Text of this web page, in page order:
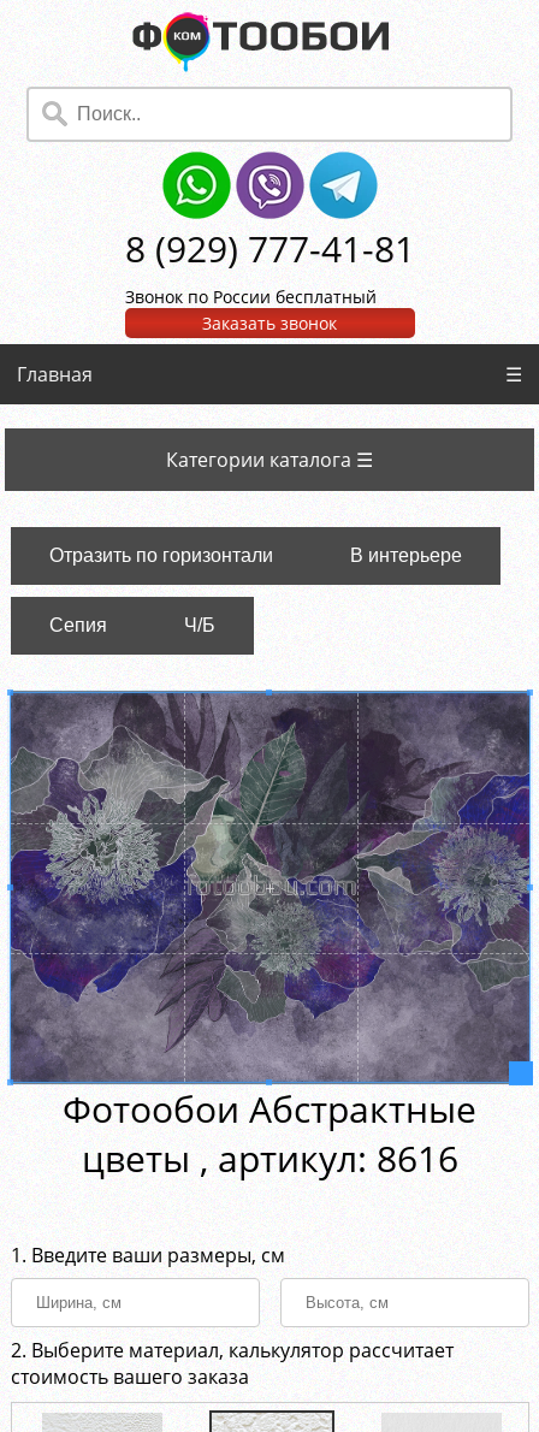
8 (929) 777-41-81
Звонок по России бесплатный
Заказать звонок
Главная ☰
Категории каталога ☰
Отразить по горизонтали В интерьере
Сепия Ч/Б
Фотообои Абстрактные
цветы , aртикул: 8616
1. Введите ваши размеры, см
2. Выберите материал, калькулятор рассчитает
стоимость вашего заказа